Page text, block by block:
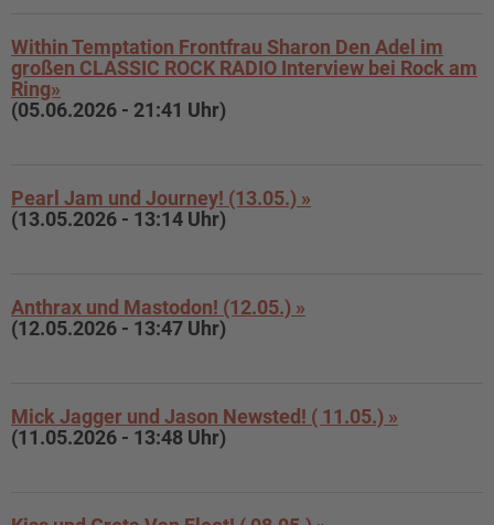
Within Temptation Frontfrau Sharon Den Adel im
großen CLASSIC ROCK RADIO Interview bei Rock am
Ring»
(05.06.2026 - 21:41 Uhr)
Pearl Jam und Journey! (13.05.) »
(13.05.2026 - 13:14 Uhr)
Anthrax und Mastodon! (12.05.) »
(12.05.2026 - 13:47 Uhr)
Mick Jagger und Jason Newsted! ( 11.05.) »
(11.05.2026 - 13:48 Uhr)